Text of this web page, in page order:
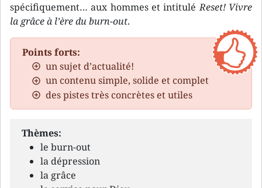
spécifiquement… aux hommes et intituléReset! Vivre
la grâce à l’ère du burn-out.
Points forts:
un sujet d’actualité!
un contenu simple, solide et complet
des pistes très concrètes et utiles
Thèmes:
le burn-out
la dépression
la grâce